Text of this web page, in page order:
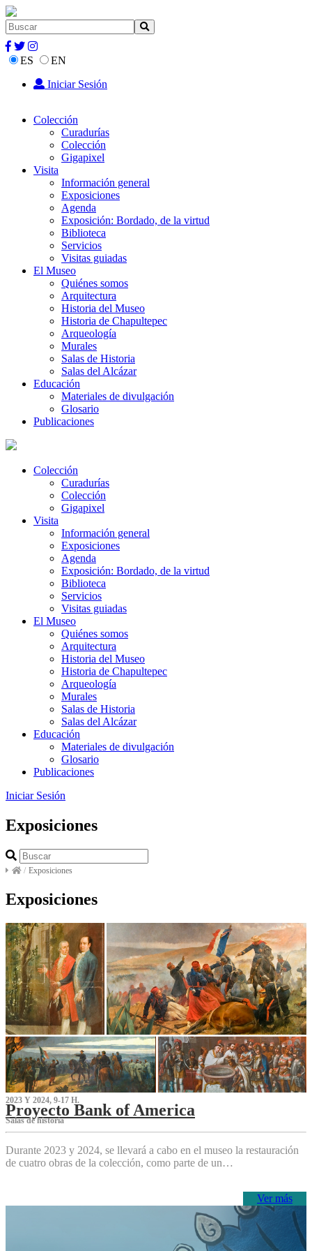
ES
EN
Iniciar Sesión
Colección
Curadurías
Colección
Gigapixel
Visita
Información general
Exposiciones
Agenda
Exposición: Bordado, de la virtud
Biblioteca
Servicios
Visitas guiadas
El Museo
Quiénes somos
Arquitectura
Historia del Museo
Historia de Chapultepec
Arqueología
Murales
Salas de Historia
Salas del Alcázar
Educación
Materiales de divulgación
Glosario
Publicaciones
Colección
Curadurías
Colección
Gigapixel
Visita
Información general
Exposiciones
Agenda
Exposición: Bordado, de la virtud
Biblioteca
Servicios
Visitas guiadas
El Museo
Quiénes somos
Arquitectura
Historia del Museo
Historia de Chapultepec
Arqueología
Murales
Salas de Historia
Salas del Alcázar
Educación
Materiales de divulgación
Glosario
Publicaciones
Iniciar Sesión
Exposiciones
/ Exposiciones
Exposiciones
2023 Y 2024, 9-17 H.
Proyecto Bank of America
S‌alas de historia
Durante 2023 y 2024, se llevará a cabo en el museo la restauración
de cuatro obras de la colección, como parte de un…
Ver más